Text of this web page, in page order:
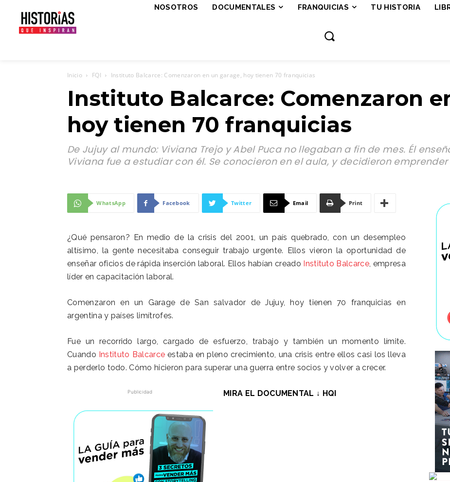
NOSOTROS DOCUMENTALES FRANQUICIAS TU HISTORIA
Inicio FQI Instituto Balcarce: Comenzaron en un garage, hoy tienen 70 franquicias
Instituto Balcarce: Comenzaron
hoy tienen 70 franquicias
De Jujuy al mundo: Viviana Trejo y Abel Puca no llegaban a fin de mes. Él
Viviana fue a estudiar con él. Se conocieron en el aula, y decidieron
WhatsApp Facebook Twitter Email Print
¿Qué pensaron? En medio de la crisis del 2001, un país quebrado, con un desempleo
altísimo, la gente necesitaba conseguir trabajo urgente. Ellos vieron la oportunidad de
enseñar oficios de rápida inserción laboral. Ellos habían creado Instituto Balcarce, empresa
líder en capacitación laboral.
Comenzaron en un Garage de San salvador de Jujuy, hoy tienen 70 franquicias en
argentina y países limítrofes.
Fue un recorrido largo, cargado de esfuerzo, trabajo y también un momento límite.
Cuando Instituto Balcarce estaba en pleno crecimiento, una crisis entre ellos casi los lleva
a perderlo todo. Cómo hicieron para superar una guerra entre socios y volver a crecer.
Publicidad MIRA EL DOCUMENTAL ↓ HQI